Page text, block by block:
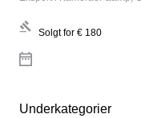
Solgt for € 180
Underkategorier